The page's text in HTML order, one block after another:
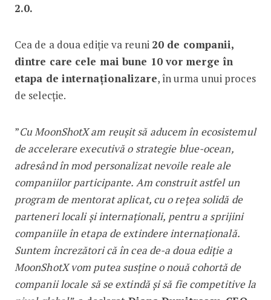
2.0.
Cea de a doua ediție va reuni 20 de companii,
dintre care cele mai bune 10 vor merge în
etapa de internaționalizare, în urma unui proces
de selecție.
”Cu MoonShotX am reușit să aducem în ecosistemul
de accelerare executivă o strategie blue-ocean,
adresând în mod personalizat nevoile reale ale
companiilor participante. Am construit astfel un
program de mentorat aplicat, cu o rețea solidă de
parteneri locali și internaționali, pentru a sprijini
companiile în etapa de extindere internațională.
Suntem încrezători că în cea de-a doua ediție a
MoonShotX vom putea susține o nouă cohortă de
companii locale să se extindă și să fie competitive la